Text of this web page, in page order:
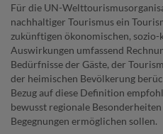
Für die UN-
nachhaltiger Tourismus ein
zukünftigen ökonomischen,
Auswirkungen umfassend
Bedürfnisse der Gäste, der
der heimischen Bevölkerung
Bezug auf diese Definition
bewusst regionale
Begegnungen ermöglichen sollen.